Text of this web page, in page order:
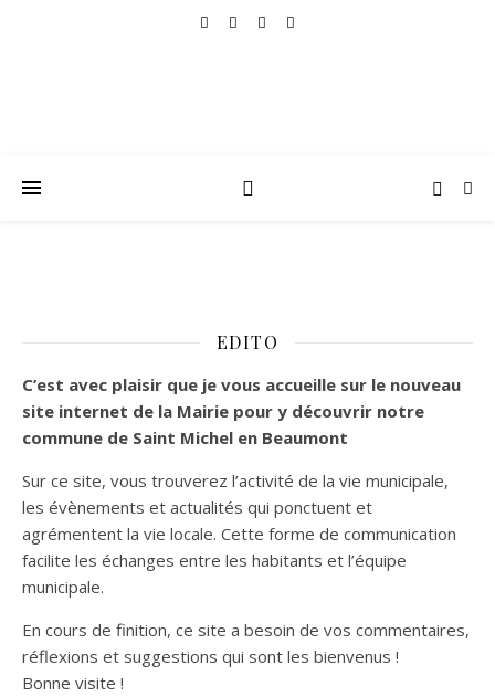
EDITO
C’est avec plaisir que je vous accueille sur le nouveau
site internet de la Mairie pour y découvrir notre
commune de Saint Michel en Beaumont
Sur ce site, vous trouverez l’activité de la vie municipale,
les évènements et actualités qui ponctuent et
agrémentent la vie locale. Cette forme de communication
facilite les échanges entre les habitants et l’équipe
municipale.
En cours de finition, ce site a besoin de vos commentaires,
réflexions et suggestions qui sont les bienvenus !
Bonne visite !